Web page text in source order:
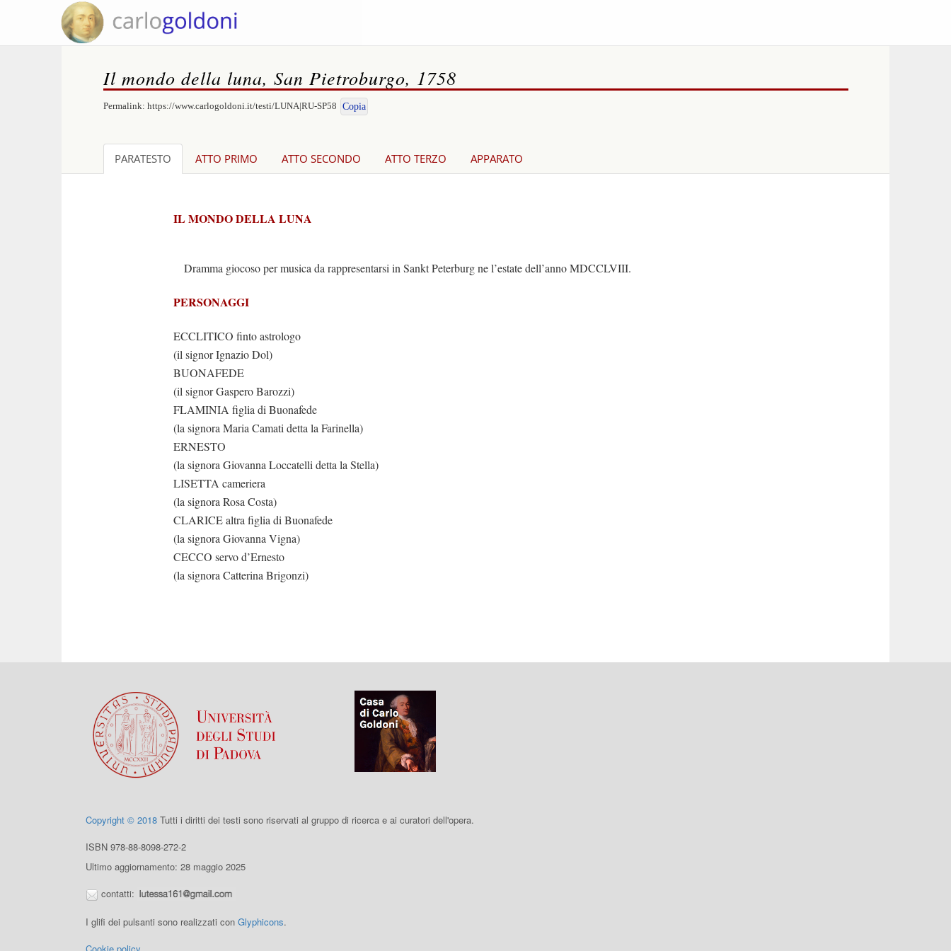
Il mondo della luna, San Pietroburgo, 1758
Permalink: https://www.carlogoldoni.it/testi/LUNA|RU-SP58 Copia
PARATESTO ATTO PRIMO ATTO SECONDO ATTO TERZO APPARATO
IL MONDO DELLA LUNA
Dramma giocoso per musica da rappresentarsi in Sankt Peterburg ne l’estate dell’anno MDCCLVIII.
PERSONAGGI
ECCLITICO finto astrologo
(il signor Ignazio Dol)
BUONAFEDE
(il signor Gaspero Barozzi)
FLAMINIA figlia di Buonafede
(la signora Maria Camati detta la Farinella)
ERNESTO
(la signora Giovanna Loccatelli detta la Stella)
LISETTA cameriera
(la signora Rosa Costa)
CLARICE altra figlia di Buonafede
(la signora Giovanna Vigna)
CECCO servo d’Ernesto
(la signora Catterina Brigonzi)
Copyright © 2018 Tutti i diritti dei testi sono riservati al gruppo di ricerca e ai curatori dell'opera.
ISBN 978-88-8098-272-2
Ultimo aggiornamento: 28 maggio 2025
contatti:
I glifi dei pulsanti sono realizzati con Glyphicons.
Cookie policy